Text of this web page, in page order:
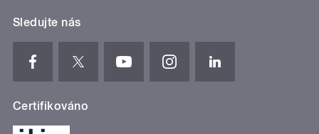
Sledujte nás
Certifikováno